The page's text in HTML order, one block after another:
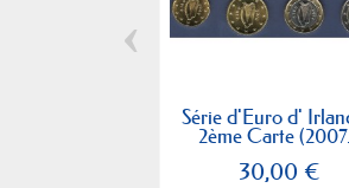
Série d'Euro d'
2ème Carte
30,00 €
‹